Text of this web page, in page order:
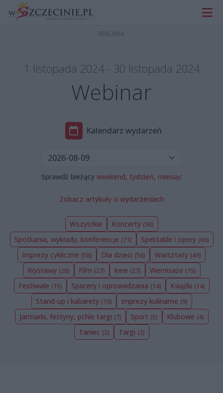
1 listopada 2024 - 30 listopada 2024
Webinar
Kalendarz wydarzeń
Sprawdź bieżący weekend, tydzień, miesiąc
Zobacz artykuły o wydarzeniach
Wszystkie Koncerty (90)
Spotkania, wykłady, konferencje (71) Spektakle i opery (66)
Imprezy cykliczne (58) Dla dzieci (56) Warsztaty (49)
Wystawy (28) Film (27) Inne (27) Wernisaże (15)
Festiwale (15) Spacery i oprowadzania (14) Książki (14)
Stand-up i kabarety (10) Imprezy kulinarne (9)
Jarmarki, festyny, pchle targi (7) Sport (5) Klubowe (4)
Taniec (3) Targi (2)